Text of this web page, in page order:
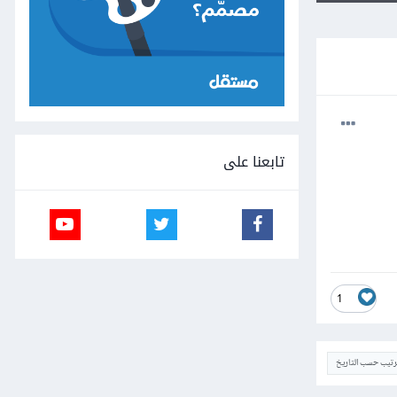
1
حسب التاريخ
تابعنا على